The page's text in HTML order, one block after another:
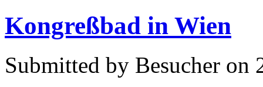
Kongreßbad in Wien
Submitted by Besucher on